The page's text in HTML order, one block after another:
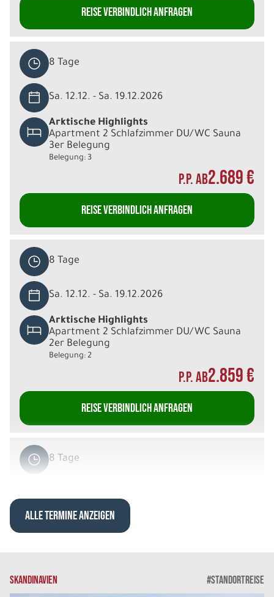
REISE VERBINDLICH ANFRAGEN
8 Tage
Sa. 12.12. - Sa. 19.12.2026
Arktische Highlights
Apartment 2 Schlafzimmer DU/WC Sauna
3er Belegung
Belegung: 3
P.P. AB2.689 €
REISE VERBINDLICH ANFRAGEN
8 Tage
Sa. 12.12. - Sa. 19.12.2026
Arktische Highlights
Apartment 2 Schlafzimmer DU/WC Sauna
2er Belegung
Belegung: 2
P.P. AB2.859 €
REISE VERBINDLICH ANFRAGEN
8 Tage
Arktische Highlights
Deluxe Villa DU/WC Sauna 2er Belegung
ALLE TERMINE ANZEIGEN
SKANDINAVIEN #STANDORTREISE